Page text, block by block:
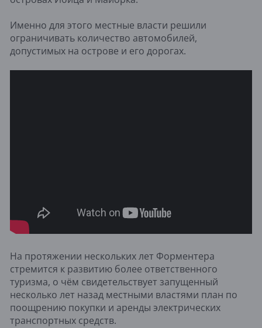
Именно для этого местные власти решили
ограничивать количество автомобилей,
допустимых на острове и его дорогах.
На протяжении нескольких лет Форментера
стремится к развитию более ответственного
туризма, о чём свидетельствует запущенный
несколько лет назад местными властями план по
поощрению покупки и аренды электрических
транспортных средств.